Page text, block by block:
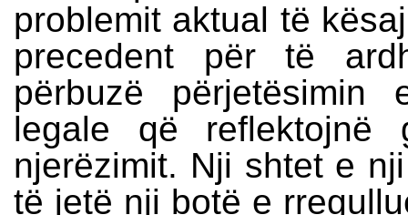
problemit aktual të
precedent për të
përbuzë përjetësimin
legale që reflektojnë
njerëzimit. Nji shtet e
të jetë nji botë e